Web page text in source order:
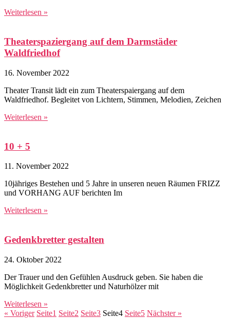
Weiterlesen »
Theaterspaziergang auf dem Darmstäder
Waldfriedhof
16. November 2022
Theater Transit lädt ein zum Theaterspaiergang auf dem
Waldfriedhof. Begleitet von Lichtern, Stimmen, Melodien, Zeichen
Weiterlesen »
10 + 5
11. November 2022
10jähriges Bestehen und 5 Jahre in unseren neuen Räumen FRIZZ
und VORHANG AUF berichten Im
Weiterlesen »
Gedenkbretter gestalten
24. Oktober 2022
Der Trauer und den Gefühlen Ausdruck geben. Sie haben die
Möglichkeit Gedenkbretter und Naturhölzer mit
Weiterlesen »
« Voriger Seite1 Seite2 Seite3 Seite4 Seite5 Nächster »